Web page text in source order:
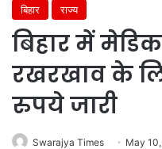
बिहार राज्य
बिहार में
रखरखाव के
रुपये जारी
Swarajya Times May